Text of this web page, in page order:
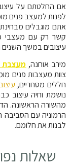
אם החלטתם על
לפנות למעצב פנים
אתם מוגבלים מבחינת
קשר רק עם מעצבי
עיצובים במשך השנים
מירב אוחנה, מעצבת
צוות מעצבות פנים
חללים מסחריים,
מהשורה הראשונה.
הרמוניה עם
לבנות את חלומם.
שאלות